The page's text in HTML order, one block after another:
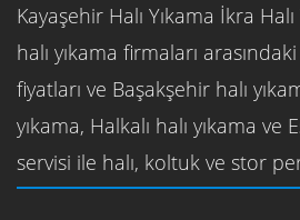
Kayaşehir Halı Yıkama İkra
halı yıkama firmaları
fiyatları ve Başakşehir halı
yıkama, Halkalı halı yıkama ve
servisi ile halı, koltuk ve stor